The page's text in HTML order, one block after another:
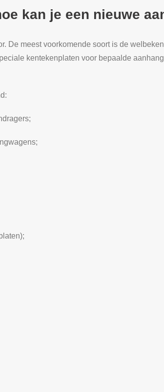
kan je een nieuwe
De meest voorkomende soort is de
kentekenplaten voor bepaalde